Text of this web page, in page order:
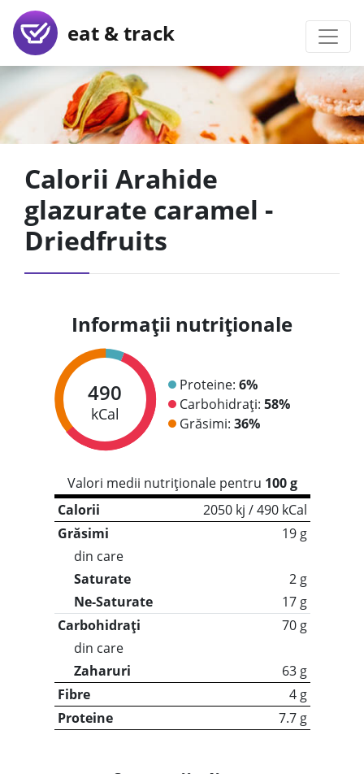
eat & track
Calorii Arahide
glazurate caramel -
Driedfruits
Informații nutriționale
490
kCal
Proteine: 6%
Carbohidrați: 58%
Grăsimi: 36%
Valori medii nutriționale pentru 100 g
Calorii
2050 kj / 490 kCal
Grăsimi
19 g
din care
Saturate
2 g
Ne-Saturate
17 g
Carbohidrați
70 g
din care
Zaharuri
63 g
Fibre
4 g
Proteine
7.7 g